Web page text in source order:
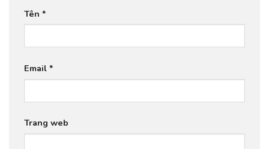
Tên *
Email *
Trang web